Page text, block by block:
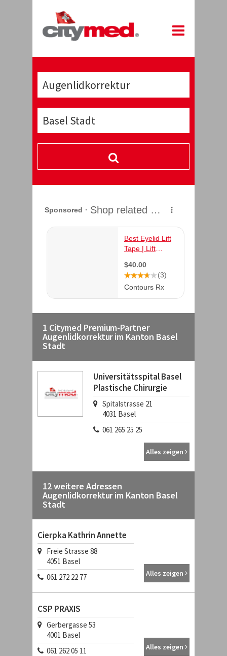
1 Citymed Premium-Partner
Augenlidkorrektur im Kanton Basel
Stadt
Universitätsspital Basel
Plastische Chirurgie
Spitalstrasse 21
4031 Basel
061 265 25 25
Alles zeigen
12 weitere Adressen
Augenlidkorrektur im Kanton Basel
Stadt
Cierpka Kathrin Annette
Freie Strasse 88
4051 Basel
061 272 22 77
Alles zeigen
CSP PRAXIS
Gerbergasse 53
4001 Basel
061 262 05 11
Alles zeigen